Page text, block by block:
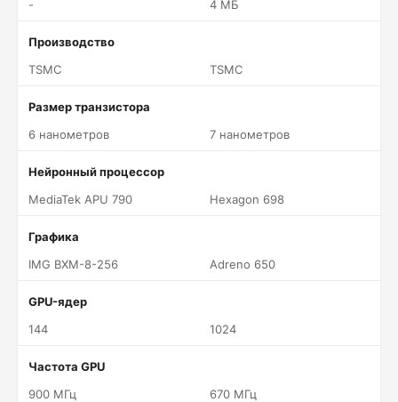
-
4 МБ
Производство
TSMC
TSMC
Размер транзистора
6 нанометров
7 нанометров
Нейронный процессор
MediaTek APU 790
Hexagon 698
Графика
IMG BXM-8-256
Adreno 650
GPU-ядер
144
1024
Частота GPU
900 МГц
670 МГц